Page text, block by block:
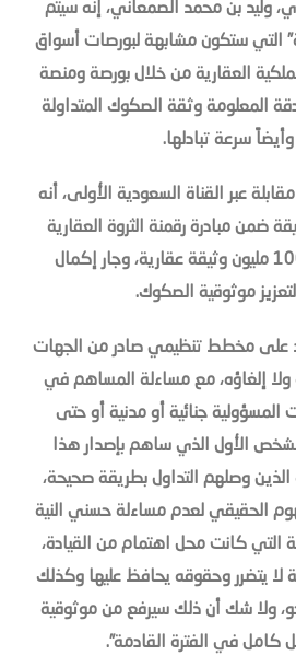
وليد بن محمد الصمعاني، إنه سيتم
التي ستكون مشابهة لبورصات أسواق
العقارية من خلال بورصة ومنصة
المعلومة وثقة الصكوك المتداولة
سرعة تبادلها.
عبر القناة السعودية الأولى، أنه
وثيقة ضمن مبادرة رقمنة الثروة العقارية
التي تقدر بأكثر من 100 مليون وثيقة عقارية، وجار إكمال
موثوقية الصكوك.
على مخطط تنظيمي صادر من الجهات
ولا إلغاؤه، مع مساءلة المساهم في
جنائية أو مدنية أو حتى
الأول الذي ساهم بإصدار هذا
وصلهم التداول بطريقة صحيحة،
الحقيقي لعدم مساءلة حسني النية
التي كانت محل اهتمام من القيادة،
لا يتضرر وحقوقه يحافظ عليها وكذلك
ولا شك أن ذلك سيرفع من موثوقية
كامل في الفترة القادمة”.